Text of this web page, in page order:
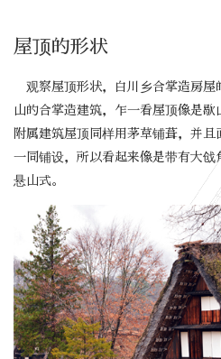
屋顶的形状
观察屋顶形状，白川乡合掌造房屋
山的合掌造建筑，乍一看屋顶像是
附属建筑屋顶同样用茅草铺葺，并
一同铺设，所以看起来像是带有大戗
悬山式。